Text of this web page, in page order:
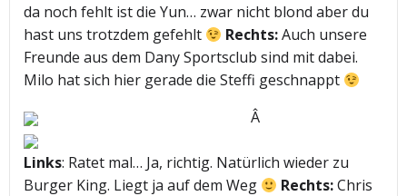
da noch fehlt ist die Yun… zwar nicht blond aber du
hast uns trotzdem gefehlt
Rechts:Auch unsere
Freunde aus dem Dany Sportsclub sind mit dabei.
Milo hat sich hier gerade die Steffi geschnappt
Â
Links: Ratet mal… Ja, richtig. Natürlich wieder zu
Burger King. Liegt ja auf dem Weg
Rechts:Chris